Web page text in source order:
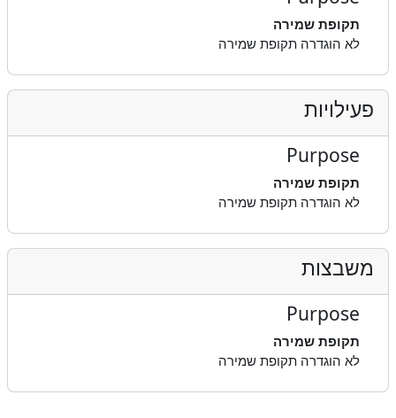
תקופת שמירה
לא הוגדרה תקופת שמירה
פעילויות
Purpose
תקופת שמירה
לא הוגדרה תקופת שמירה
משבצות
Purpose
תקופת שמירה
לא הוגדרה תקופת שמירה